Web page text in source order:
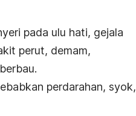
pada ulu hati, gejala
perut, demam,
perdarahan, syok,